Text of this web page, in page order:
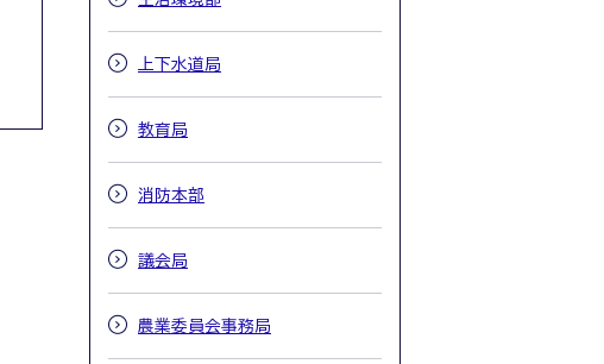
上下水道局
教育局
消防本部
議会局
農業委員会事務局